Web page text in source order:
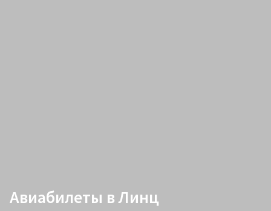
Авиабилеты в Линц